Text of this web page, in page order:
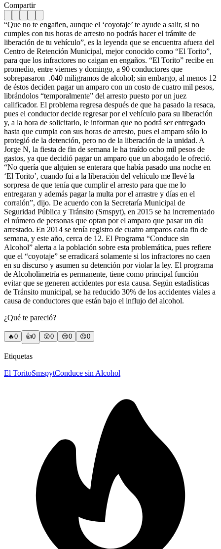
Compartir
“Que no te engañen, aunque el ‘coyotaje’ te ayude a salir, si no
cumples con tus horas de arresto no podrás hacer el trámite de
liberación de tu vehículo”, es la leyenda que se encuentra afuera del
Centro de Retención Municipal, mejor conocido como “El Torito”,
para que los infractores no caigan en engaños. “El Torito” recibe en
promedio, entre viernes y domingo, a 90 conductores que
sobrepasaron .040 miligramos de alcohol; sin embargo, al menos 12
de éstos deciden pagar un amparo con un costo de cuatro mil pesos,
librándolos “temporalmente” del arresto puesto por un juez
calificador. El problema regresa después de que ha pasado la resaca,
pues el conductor decide regresar por el vehículo para su liberación
y, a la hora de solicitarlo, le informan que no podrá ser entregado
hasta que cumpla con sus horas de arresto, pues el amparo sólo lo
protegió de la detención, pero no de la liberación de la unidad. A
Jorge N, la fiesta de fin de semana le ha traído ocho mil pesos de
gastos, ya que decidió pagar un amparo que un abogado le ofreció.
“No quería que alguien se enterara que había pasado una noche en
‘El Torito’, cuando fui a la liberación del vehículo me llevé la
sorpresa de que tenía que cumplir el arresto para que me lo
entregaran y además pagar la multa por el arrastre y días en el
corralón”, dijo. De acuerdo con la Secretaría Municipal de
Seguridad Pública y Tránsito (Smspyt), en 2015 se ha incrementado
el número de personas que optan por el amparo que pasar un día
arrestado. En 2014 se tenía registro de cuatro amparos cada fin de
semana, y este año, cerca de 12. El Programa “Conduce sin
Alcohol” alerta a la población sobre esta problemática, pues refiere
que el “coyotaje” se erradicará solamente si los infractores no caen
en su discurso y asumen su detención por violar la ley. El programa
de Alcoholimetría es permanente, tiene como principal función
evitar que se generen accidentes por esta causa. Según estadísticas
de Tránsito municipal, se ha reducido 30% de los accidentes viales a
causa de conductores que están bajo el influjo del alcohol.
¿Qué te pareció?
🔥0 👍0 😲0 😢0 😠0
Etiquetas
El ToritoSmspytConduce sin Alcohol